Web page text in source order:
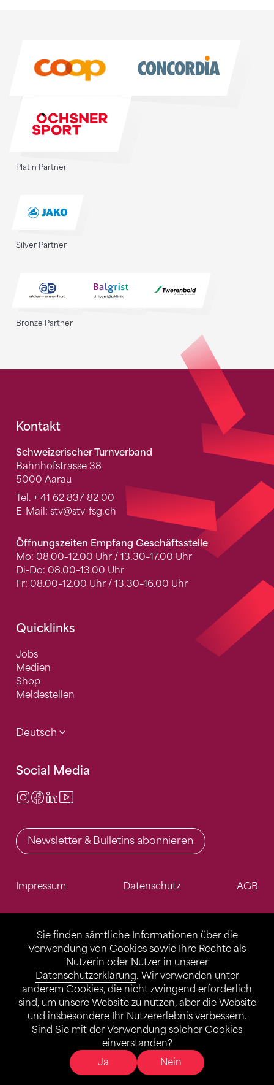
Sie finden sämtliche Informationen über die
Verwendung von Cookies sowie Ihre Rechte als
Nutzerin oder Nutzer in unserer
Datenschutzerklärung. Wir verwenden unter
anderem Cookies, die nicht zwingend erforderlich
sind, um unsere Website zu nutzen, aber die Website
und insbesondere Ihr Nutzererlebnis verbessern.
Sind Sie mit der Verwendung solcher Cookies
einverstanden?
Ja
Nein
Platin Partner
Silver Partner
Bronze Partner
Fusszeile
Kontakt
Schweizerischer Turnverband
Bahnhofstrasse 38
5000 Aarau
Tel. + 41 62 837 82 00
E-Mail: stv@stv-fsg.ch
Öffnungszeiten Empfang Geschäftsstelle
Mo: 08.00–12.00 Uhr / 13.30–17.00 Uhr
Di-Do: 08.00–13.00 Uhr
Fr: 08.00–12.00 Uhr / 13.30–16.00 Uhr
Quicklinks
Jobs
Medien
Shop
Meldestellen
Deutsch
Social Media
Instagram
Facebook
LinkedIn
Newsletter & Bulletins abonnieren
Impressum Datenschutz AGB